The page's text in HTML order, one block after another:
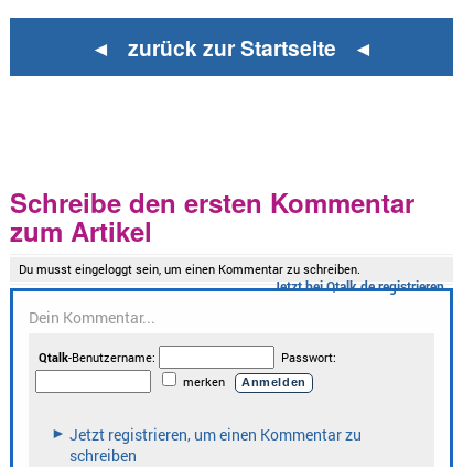
◄ zurück zur Startseite ◄
Schreibe den ersten Kommentar
zum Artikel